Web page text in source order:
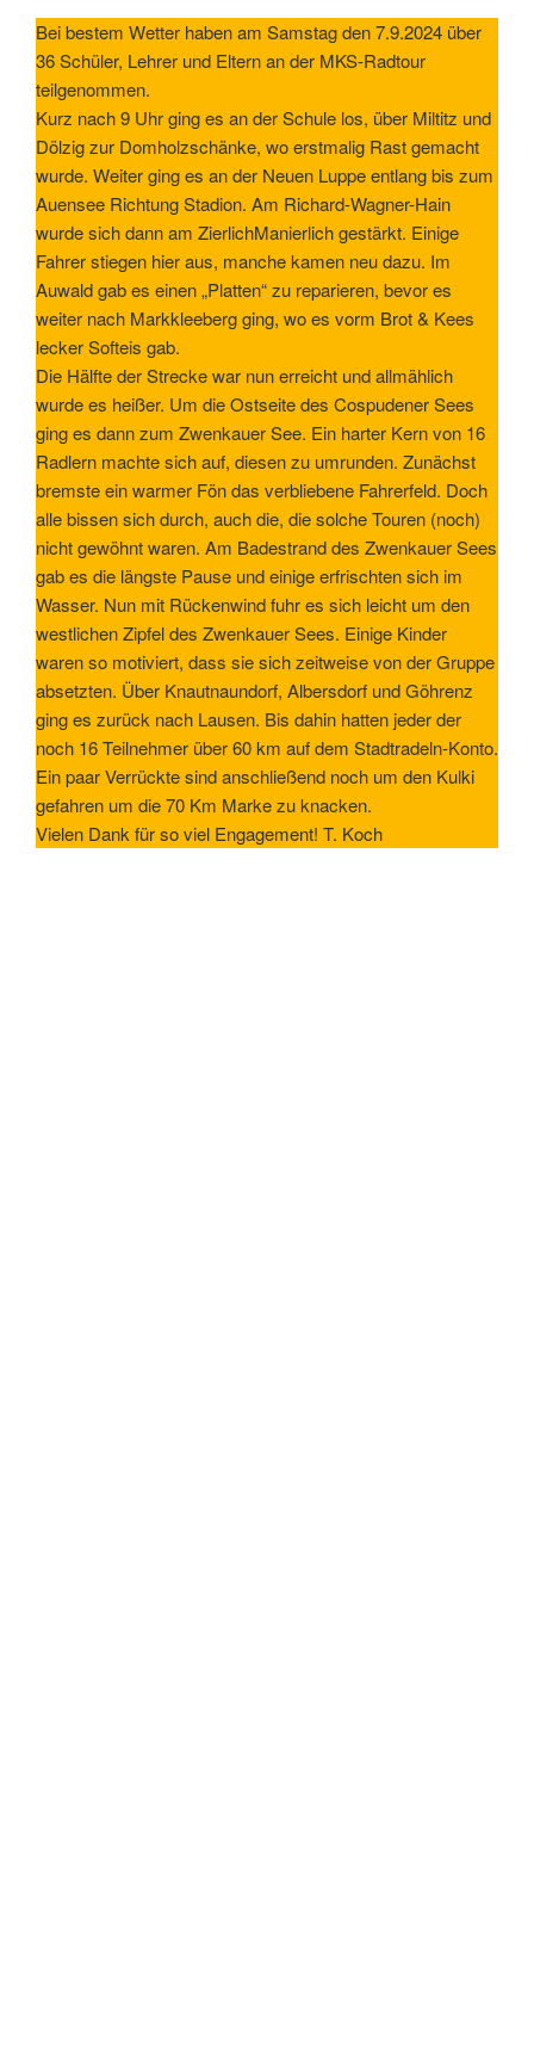
Bei bestem Wetter haben am Samstag den 7.9.2024 über
36 Schüler, Lehrer und Eltern an der MKS-Radtour
teilgenommen.
Kurz nach 9 Uhr ging es an der Schule los, über Miltitz und
Dölzig zur Domholzschänke, wo erstmalig Rast gemacht
wurde. Weiter ging es an der Neuen Luppe entlang bis zum
Auensee Richtung Stadion. Am Richard-Wagner-Hain
wurde sich dann am ZierlichManierlich gestärkt. Einige
Fahrer stiegen hier aus, manche kamen neu dazu. Im
Auwald gab es einen „Platten“ zu reparieren, bevor es
weiter nach Markkleeberg ging, wo es vorm Brot & Kees
lecker Softeis gab.
Die Hälfte der Strecke war nun erreicht und allmählich
wurde es heißer. Um die Ostseite des Cospudener Sees
ging es dann zum Zwenkauer See. Ein harter Kern von 16
Radlern machte sich auf, diesen zu umrunden. Zunächst
bremste ein warmer Fön das verbliebene Fahrerfeld. Doch
alle bissen sich durch, auch die, die solche Touren (noch)
nicht gewöhnt waren. Am Badestrand des Zwenkauer Sees
gab es die längste Pause und einige erfrischten sich im
Wasser. Nun mit Rückenwind fuhr es sich leicht um den
westlichen Zipfel des Zwenkauer Sees. Einige Kinder
waren so motiviert, dass sie sich zeitweise von der Gruppe
absetzten. Über Knautnaundorf, Albersdorf und Göhrenz
ging es zurück nach Lausen. Bis dahin hatten jeder der
noch 16 Teilnehmer über 60 km auf dem Stadtradeln-Konto.
Ein paar Verrückte sind anschließend noch um den Kulki
gefahren um die 70 Km Marke zu knacken.
Vielen Dank für so viel Engagement! T. Koch